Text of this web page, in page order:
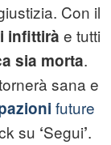
Con il
infittirà e tutti
sia morta.
sana e
future
su ‘Segui’.